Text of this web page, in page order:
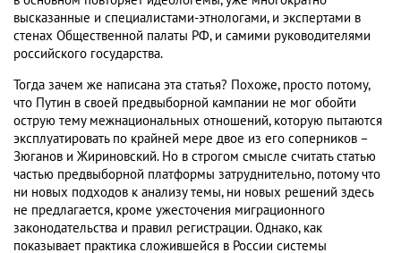
высказанные и специалистами-этнологами, и экспертами в
стенах Общественной палаты РФ, и самими руководителями
российского государства.
Тогда зачем же написана эта статья? Похоже, просто потому,
что Путин в своей предвыборной кампании не мог обойти
острую тему межнациональных отношений, которую пытаются
эксплуатировать по крайней мере двое из его соперников –
Зюганов и Жириновский. Но в строгом смысле считать статью
частью предвыборной платформы затруднительно, потому что
ни новых подходов к анализу темы, ни новых решений здесь
не предлагается, кроме ужесточения миграционного
законодательства и правил регистрации. Однако, как
показывает практика сложившейся в России системы